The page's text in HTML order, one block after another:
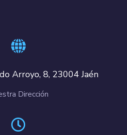
Arroyo, 8, 23004 Jaén
Dirección